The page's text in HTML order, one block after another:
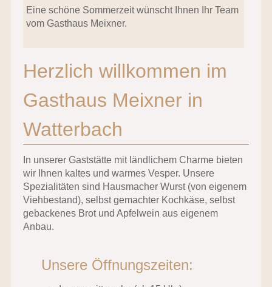
Eine schöne Sommerzeit wünscht Ihnen Ihr Team
vom Gasthaus Meixner.
Herzlich willkommen im
Gasthaus Meixner in
Watterbach
In unserer Gaststätte mit ländlichem Charme bieten
wir Ihnen kaltes und warmes Vesper. Unsere
Spezialitäten sind Hausmacher Wurst (von eigenem
Viehbestand), selbst gemachter Kochkäse, selbst
gebackenes Brot und Apfelwein aus eigenem
Anbau.
Unsere Öffnungszeiten: